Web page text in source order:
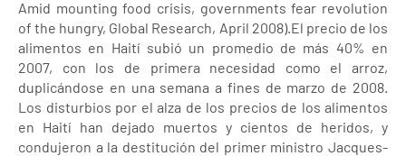
Amid mounting food crisis, governments fear revolution
of the hungry, Global Research, April 2008).El precio de los
alimentos en Haití subió un promedio de más 40% en
2007, con los de primera necesidad como el arroz,
duplicándose en una semana a fines de marzo de 2008.
Los disturbios por el alza de los precios de los alimentos
en Haití han dejado muertos y cientos de heridos, y
condujeron a la destitución del primer ministro Jacques-